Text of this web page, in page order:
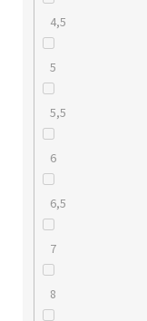
4,5
5
5,5
6
6,5
7
8